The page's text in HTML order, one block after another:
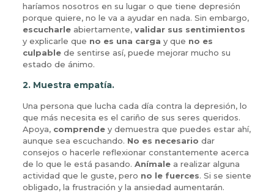
haríamos nosotros en su lugar o que tiene depresión
porque quiere, no le va a ayudar en nada. Sin embargo,
escucharleabiertamente, validar sus sentimientos
y explicarle que no es una carga y que no es
culpable de sentirse así, puede mejorar mucho su
estado de ánimo.
2. Muestra empatía.
Una persona que lucha cada día contra la depresión, lo
que más necesita es el cariño de sus seres queridos.
Apoya, comprendey demuestra que puedes estar ahí,
aunque sea escuchando. No es necesario dar
consejos o hacerle reflexionar constantemente acerca
de lo que le está pasando. Anímalea realizar alguna
actividad que le guste, pero no le fuerces. Si se siente
obligado, la frustración y la ansiedad aumentarán.